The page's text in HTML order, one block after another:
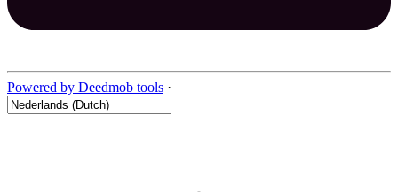
Powered by Deedmob tools ·